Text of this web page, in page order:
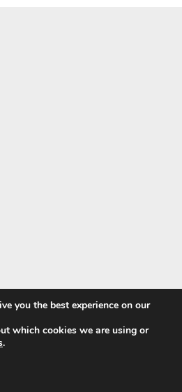
you the best experience on our
which cookies we are using or
.